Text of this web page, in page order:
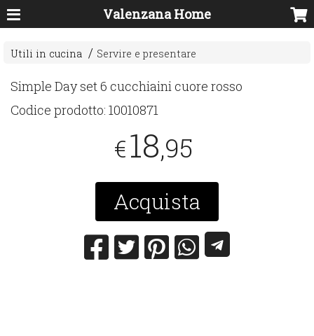
Valenzana Home
Utili in cucina Servire e presentare
Simple Day set 6 cucchiaini cuore rosso
Codice prodotto:10010871
€18,95
Acquista